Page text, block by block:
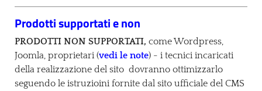
Prodotti supportati e non
PRODOTTI NON SUPPORTATI, come Wordpress,
Joomla, proprietari (vedi le note) - i tecnici incaricati
della realizzazione del sito dovranno ottimizzarlo
seguendo le istruzioini fornite dal sito ufficiale del CMS